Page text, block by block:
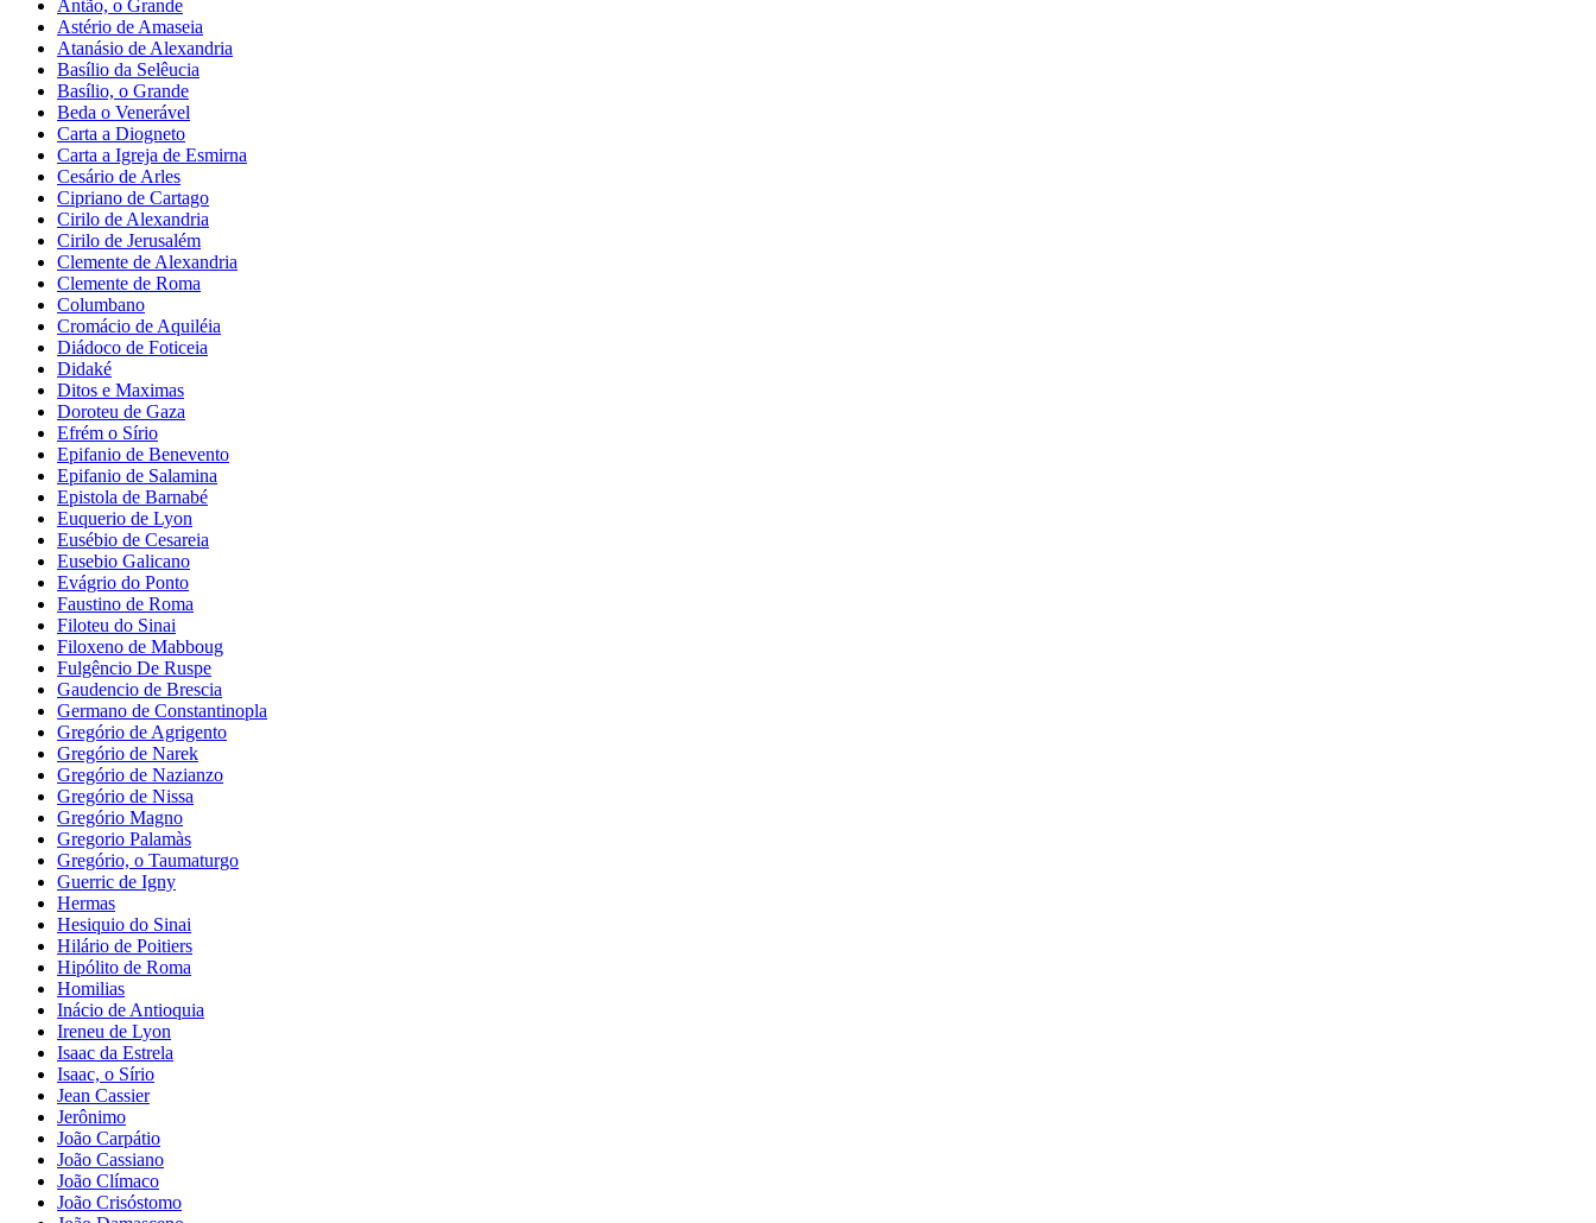
Antão, o Grande
Astério de Amaseia
Atanásio de Alexandria
Basílio da Selêucia
Basílio, o Grande
Beda o Venerável
Carta a Diogneto
Carta a Igreja de Esmirna
Cesário de Arles
Cipriano de Cartago
Cirilo de Alexandria
Cirilo de Jerusalém
Clemente de Alexandria
Clemente de Roma
Columbano
Cromácio de Aquiléia
Diádoco de Foticeia
Didaké
Ditos e Maximas
Doroteu de Gaza
Efrém o Sírio
Epifanio de Benevento
Epifanio de Salamina
Epistola de Barnabé
Euquerio de Lyon
Eusébio de Cesareia
Eusebio Galicano
Evágrio do Ponto
Faustino de Roma
Filoteu do Sinai
Filoxeno de Mabboug
Fulgêncio De Ruspe
Gaudencio de Brescia
Germano de Constantinopla
Gregório de Agrigento
Gregório de Narek
Gregório de Nazianzo
Gregório de Nissa
Gregório Magno
Gregorio Palamàs
Gregório, o Taumaturgo
Guerric de Igny
Hermas
Hesiquio do Sinai
Hilário de Poitiers
Hipólito de Roma
Homilias
Inácio de Antioquia
Ireneu de Lyon
Isaac da Estrela
Isaac, o Sírio
Jean Cassier
Jerônimo
João Carpátio
João Cassiano
João Clímaco
João Crisóstomo